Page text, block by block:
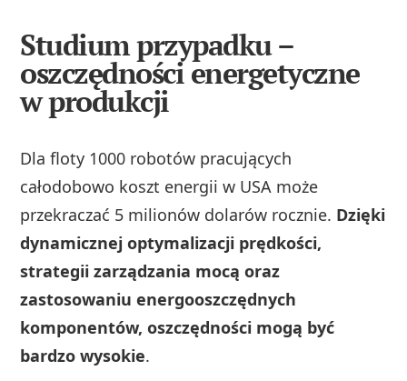
Studium przypadku –
oszczędności energetyczne
w produkcji
Dla floty 1000 robotów pracujących
całodobowo koszt energii w USA może
przekraczać 5 milionów dolarów rocznie. Dzięki
dynamicznej optymalizacji prędkości,
strategii zarządzania mocą oraz
zastosowaniu energooszczędnych
komponentów, oszczędności mogą być
bardzo wysokie.